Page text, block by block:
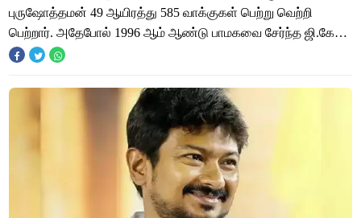
புருஷோத்தமன் 49 ஆயிரத்து 585 வாக்குகள் பெற்று வெற்றி
பெற்றார். அதேபோல் 1996 ஆம் ஆண்டு பாமகவை சேர்ந்த ஜி.கே
மணி 34 ஆயிரத்து 906 ஓட்டுக்கள் பெற்று வ